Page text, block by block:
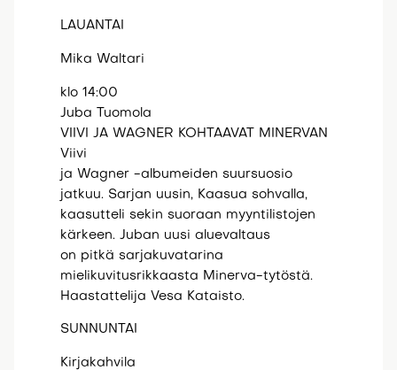
LAUANTAI
Mika Waltari
klo 14:00
Juba Tuomola
VIIVI JA WAGNER KOHTAAVAT MINERVAN
Viivi
ja Wagner -albumeiden suursuosio
jatkuu. Sarjan uusin, Kaasua sohvalla,
kaasutteli sekin suoraan myyntilistojen
kärkeen. Juban uusi aluevaltaus
on pitkä sarjakuvatarina
mielikuvitusrikkaasta Minerva-tytöstä.
Haastattelija Vesa Kataisto.
SUNNUNTAI
Kirjakahvila